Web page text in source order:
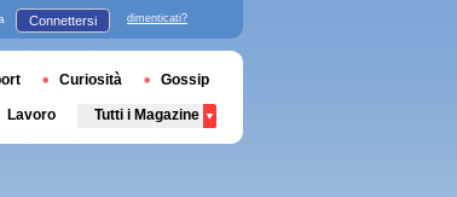
Connettersi dimenticati?
Curiosità Gossip
Lavoro Tutti i Magazine